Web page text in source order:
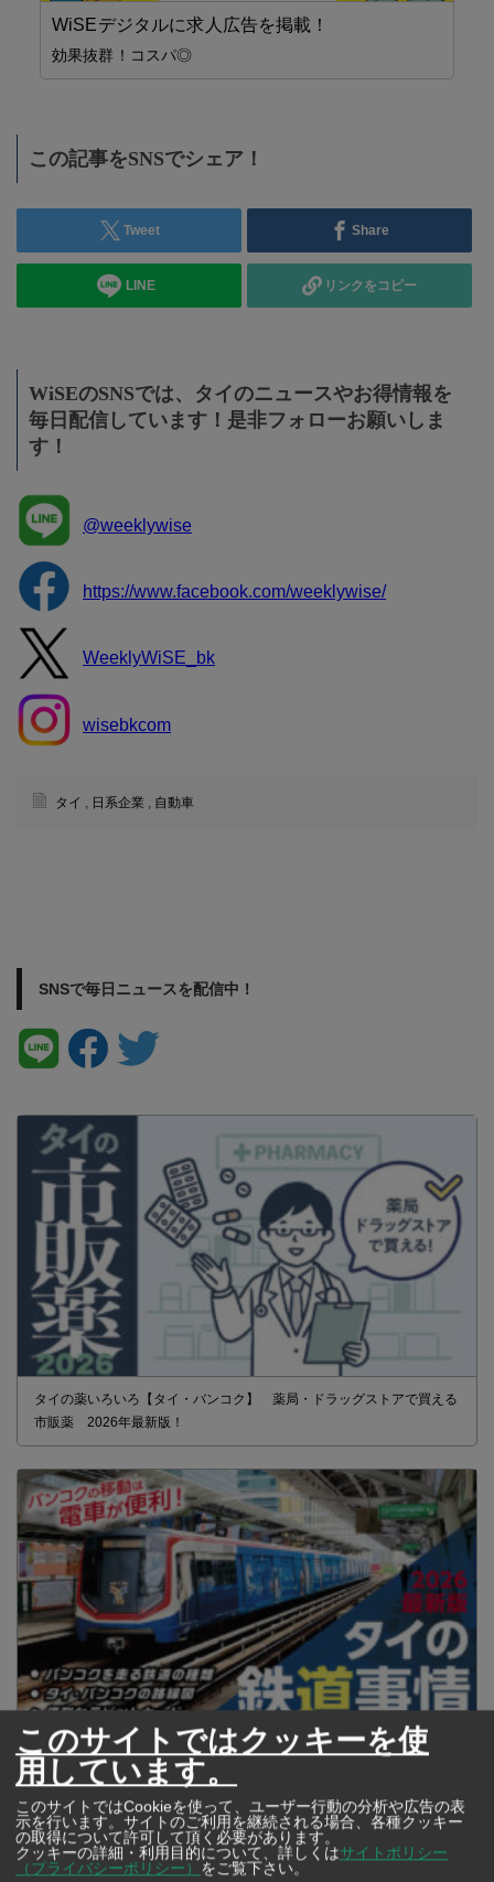
WiSEデジタルに求人広告を掲載！
効果抜群！コスパ◎
この記事をSNSでシェア！
Tweet Share
LINE リンクをコピー
WiSEのSNSでは、タイのニュースやお得情報を
毎日配信しています！是非フォローお願いしま
す！
@weeklywise
https://www.facebook.com/weeklywise/
WeeklyWiSE_bk
wisebkcom
タイ 日系企業 自動車
SNSで毎日ニュースを配信中！
タイの薬いろいろ【タイ・バンコク】 薬局・ドラッグストアで買える
市販薬 2026年最新版！
2026年版 タイの鉄道事情 電車でGO！
このサイトではクッキーを使
用しています。
このサイトではCookieを使って、ユーザー行動の分析や広告の表
示を行います。サイトのご利用を継続される場合、各種クッキー
の取得について許可して頂く必要があります。
クッキーの詳細・利用目的について、詳しくはサイトポリシー
（プライバシーポリシー）
をご覧下さい。